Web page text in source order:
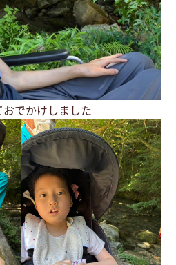
でかけしました